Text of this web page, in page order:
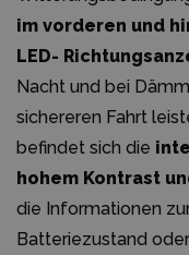
im vorderen und
LED-
Nacht und bei
sichereren Fahrt
befindet sich die
hohem Kontrast
die Informationen
Batteriezustand